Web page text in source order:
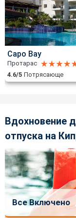
Capo Bay
Протарас
4.6/5 Потрясающе
Вдохновение
отпуска на
Все Включено